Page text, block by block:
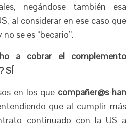
negándose también esa
al considerar en ese caso que
se es “becario”.
a cobrar el complemento
SÍ
en los que compañer@s han
que al cumplir más
continuado con la US a